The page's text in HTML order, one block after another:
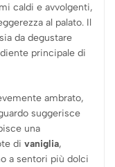
caldi e avvolgenti,
al palato. Il
da degustare
principale di
ambrato,
suggerisce
una
di vaniglia,
a sentori più dolci